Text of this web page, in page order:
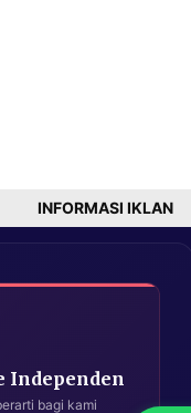
INFORMASI IKLAN
Independen
bagi kami